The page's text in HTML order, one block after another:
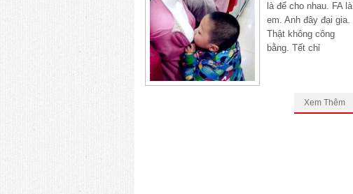
là để cho nhau. FA là
em. Anh đây đại gia.
Thật không công
bằng. Tết chỉ
Xem Thêm